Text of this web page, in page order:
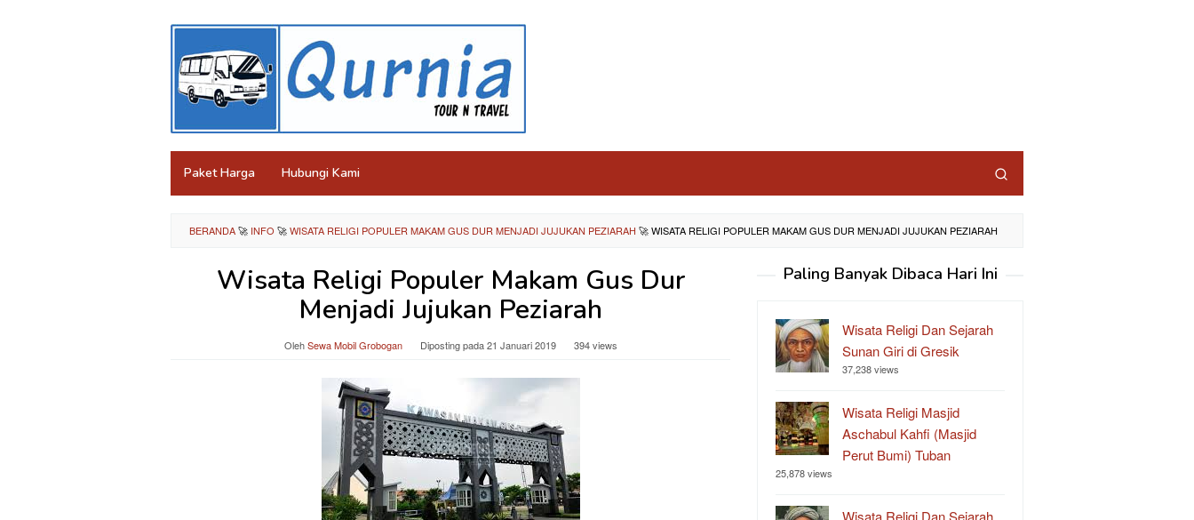
Paket Harga Hubungi Kami
BERANDA🚀 INFO 🚀WISATA RELIGI POPULER MAKAM GUS DUR MENJADI JUJUKAN PEZIARAH 🚀WISATA RELIGI POPULER MAKAM GUS DUR MENJADI JUJUKAN PEZIARAH
Wisata Religi Populer Makam Gus Dur
Menjadi Jujukan Peziarah
OlehSewa Mobil Grobogan Diposting pada21 Januari 2019 394 views
Paling Banyak Dibaca Hari Ini
Wisata Religi Dan Sejarah
Sunan Giri di Gresik
37,238 views
Wisata Religi Masjid
Aschabul Kahfi (Masjid
Perut Bumi) Tuban
25,878 views
Wisata Religi Dan Sejarah